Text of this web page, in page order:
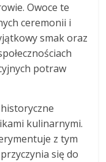
Owoce te
ceremonii i
smak oraz
potraw
kulinarnymi.
z tym
się do